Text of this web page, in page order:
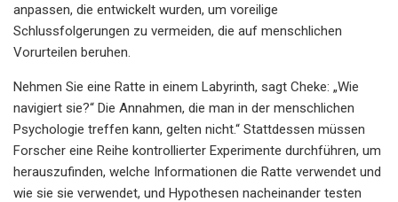
anpassen, die entwickelt wurden, um voreilige
Schlussfolgerungen zu vermeiden, die auf menschlichen
Vorurteilen beruhen.
Nehmen Sie eine Ratte in einem Labyrinth, sagt Cheke: „Wie
navigiert sie?“ Die Annahmen, die man in der menschlichen
Psychologie treffen kann, gelten nicht.“ Stattdessen müssen
Forscher eine Reihe kontrollierter Experimente durchführen, um
herauszufinden, welche Informationen die Ratte verwendet und
wie sie sie verwendet, und Hypothesen nacheinander testen